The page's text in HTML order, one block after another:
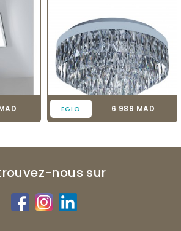
EGLO Prix
6 989 MAD
nous sur